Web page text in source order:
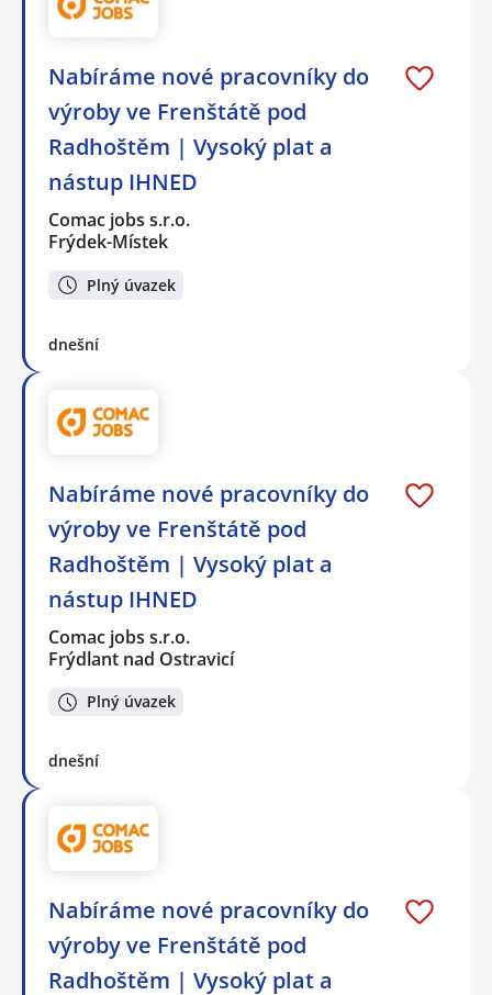
Nabíráme nové pracovníky do
výroby ve Frenštátě pod
Radhoštěm | Vysoký plat a
nástup IHNED
Comac jobs s.r.o.
Frýdek-Místek
Plný úvazek
dnešní
Nabíráme nové pracovníky do
výroby ve Frenštátě pod
Radhoštěm | Vysoký plat a
nástup IHNED
Comac jobs s.r.o.
Frýdlant nad Ostravicí
Plný úvazek
dnešní
Nabíráme nové pracovníky do
výroby ve Frenštátě pod
Radhoštěm | Vysoký plat a